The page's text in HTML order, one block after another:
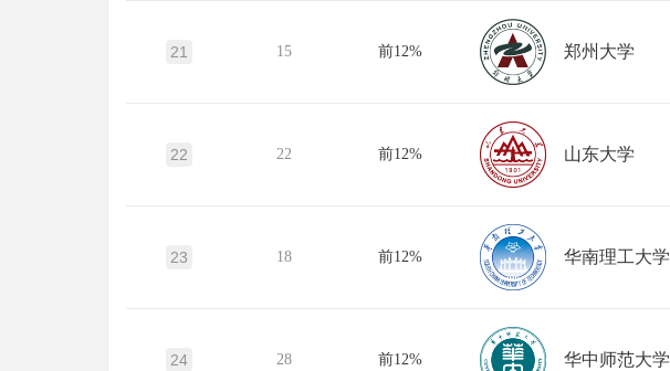
21 15 前12% 郑州大学
22 22 前12% 山东大学
23 18 前12% 华南理工大学
24 28 前12% 华中师范大学